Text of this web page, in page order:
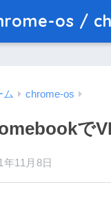
os /
ム chrome-os
で
年11月8日